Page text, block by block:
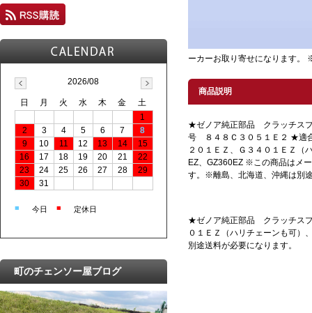
ーカーお取り寄せになります。
商品説明
★ゼノア純正部品 クラッチス
号 ８４８Ｃ３０５１Ｅ２ ★適
２０１ＥＺ、Ｇ３４０１ＥＺ（
EZ、GZ360EZ ※この商品はメ
す。※離島、北海道、沖縄は別
★ゼノア純正部品 クラッチス
０１ＥＺ（ハリチェーンも可
別途送料が必要になります。
2026/08
日 月 火 水 木 金
土
1
2
3 4 5 6 7
8
9
10 11 12 13 14
15
16
17 18 19 20 21
22
23
24 25 26 27 28
29
30
31
■ 今日 ■ 定休日
町のチェンソー屋ブログ